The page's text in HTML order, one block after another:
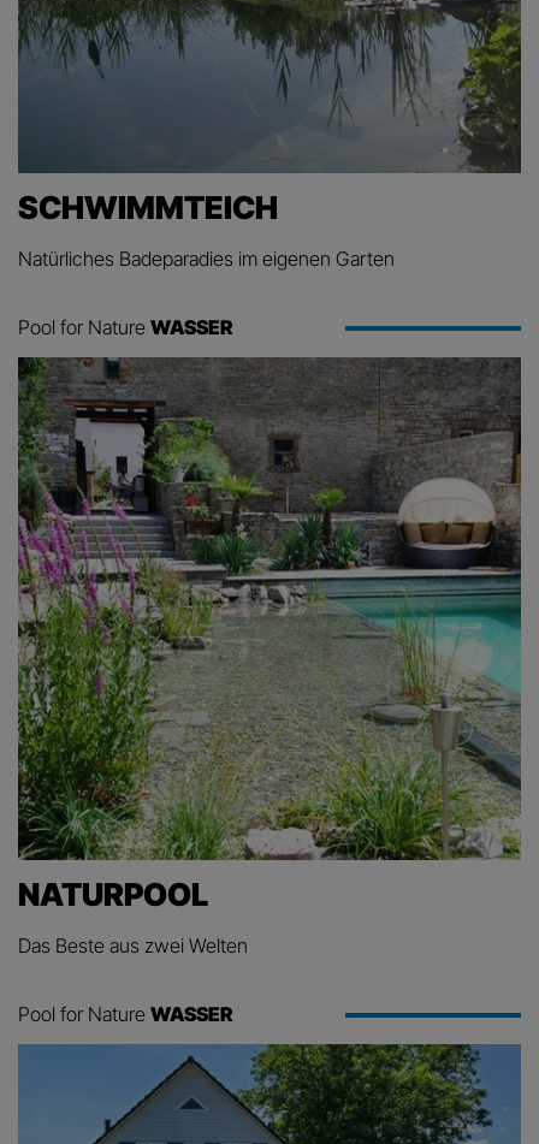
SCHWIMMTEICH
Natürliches Badeparadies im eigenen Garten
Pool for Nature WASSER
NATURPOOL
Das Beste aus zwei Welten
Pool for Nature WASSER